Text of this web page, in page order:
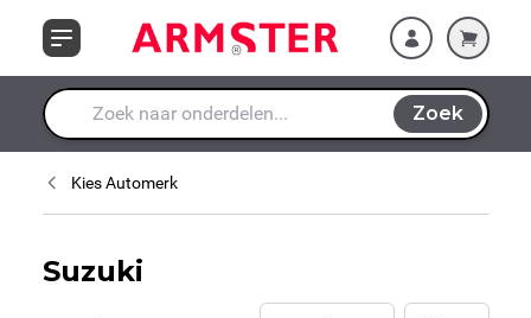
Waar ben je naar op zoek?
Zoek
Kies Automerk
Suzuki